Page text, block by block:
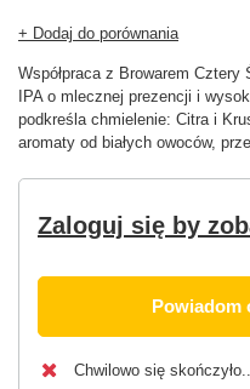
+ Dodaj do porównania
Współpraca z Browarem
IPA o mlecznej prezencji i
podkreśla chmielenie: Citra i
aromaty od białych owoców,
Zaloguj się by
Powiadom
Chwilowo się skończyło.